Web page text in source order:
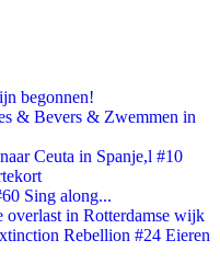
begonnen!
& Bevers & Zwemmen in
Ceuta in Spanje,l #10
Sing along...
overlast in Rotterdamse wijk
Rebellion #24 Eieren